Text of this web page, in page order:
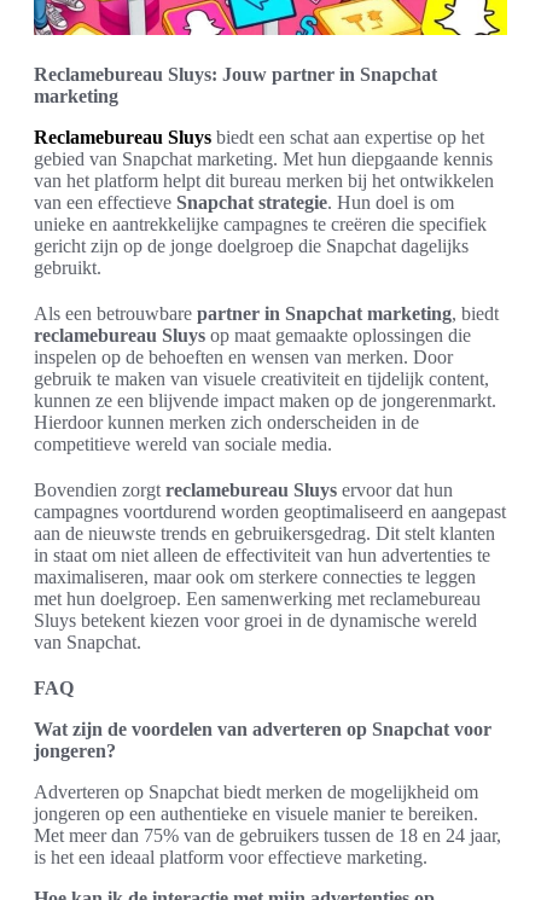
Reclamebureau Sluys: Jouw partner in Snapchat
marketing
Reclamebureau Sluys biedt een schat aan expertise op het
gebied van Snapchat marketing. Met hun diepgaande kennis
van het platform helpt dit bureau merken bij het ontwikkelen
van een effectieve Snapchat strategie. Hun doel is om
unieke en aantrekkelijke campagnes te creëren die specifiek
gericht zijn op de jonge doelgroep die Snapchat dagelijks
gebruikt.
Als een betrouwbare partner in Snapchat marketing, biedt
reclamebureau Sluys op maat gemaakte oplossingen die
inspelen op de behoeften en wensen van merken. Door
gebruik te maken van visuele creativiteit en tijdelijk content,
kunnen ze een blijvende impact maken op de jongerenmarkt.
Hierdoor kunnen merken zich onderscheiden in de
competitieve wereld van sociale media.
Bovendien zorgt reclamebureau Sluys ervoor dat hun
campagnes voortdurend worden geoptimaliseerd en aangepast
aan de nieuwste trends en gebruikersgedrag. Dit stelt klanten
in staat om niet alleen de effectiviteit van hun advertenties te
maximaliseren, maar ook om sterkere connecties te leggen
met hun doelgroep. Een samenwerking met reclamebureau
Sluys betekent kiezen voor groei in de dynamische wereld
van Snapchat.
FAQ
Wat zijn de voordelen van adverteren op Snapchat voor
jongeren?
Adverteren op Snapchat biedt merken de mogelijkheid om
jongeren op een authentieke en visuele manier te bereiken.
Met meer dan 75% van de gebruikers tussen de 18 en 24 jaar,
is het een ideaal platform voor effectieve marketing.